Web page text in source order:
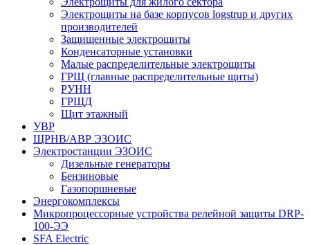
Электрощиты на базе корпусов logstrup и других
производителей
Защищенные электрощиты
Конденсаторные установки
Малые распределительные электрощиты
ГРЩ (главные распределительные щиты)
РУНН
ГРЩД
Щит этажный
УВР
ЩРНВ/АВР ЭЗОИС
Электростанции ЭЗОИС
Дизельные генераторы
Бензиновые
Газопоршневые
Энергокомплексы
Микропроцессорные устройства релейной защиты DRP-
100-ЭЭ
SFA Electric